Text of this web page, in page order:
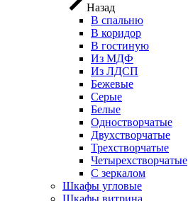
Назад
В спальню
В коридор
В гостиную
Из МДФ
Из ЛДСП
Бежевые
Серые
Белые
Одностворчатые
Двухстворчатые
Трехстворчатые
Четырехстворчатые
С зеркалом
Шкафы угловые
Шкафы витрина